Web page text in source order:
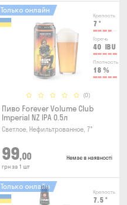
Крепость
7 °
Горечь
40 IBU
Плотность
18 %
(0)
Только онлайн
Пиво Forever Volume Club
Imperial NZ IPA 0.5л
Светлое, Нефильтрованное, 7°
99,00
грн за 1 шт
Немає в наявності
Крепость
7.5 °
Только онлайн